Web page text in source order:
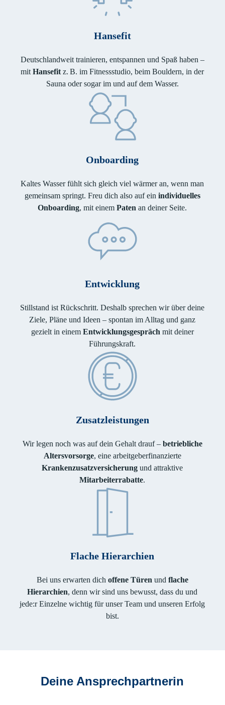
Hansefit
Deutschlandweit trainieren, entspannen und Spaß haben –
mitHansefitz. B. im Fitnessstudio, beim Bouldern, in der
Sauna oder sogar im und auf dem Wasser.
Onboarding
Kaltes Wasser fühlt sich gleich viel wärmer an, wenn man
gemeinsam springt. Freu dich also auf ein individuelles
Onboarding, mit einemPatenan deiner Seite.
Entwicklung
Stillstand ist Rückschritt. Deshalb sprechen wir über deine
Ziele, Pläne und Ideen – spontan im Alltag und ganz
gezielt in einem Entwicklungsgespräch mit deiner
Führungskraft.
Zusatzleistungen
Wir legen noch was auf dein Gehalt drauf – betriebliche
Altersvorsorge, eine arbeitgeberfinanzierte
Krankenzusatzversicherungund attraktive
Mitarbeiterrabatte.
Flache Hierarchien
Bei uns erwarten dich offene Türen und flache
Hierarchien, denn wir sind uns bewusst, dass du und
jede:r Einzelne wichtig für unser Team und unseren Erfolg
bist.
Deine Ansprechpartnerin